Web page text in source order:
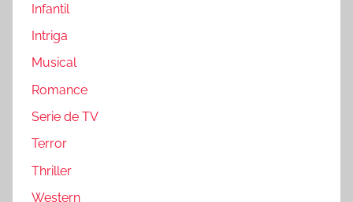
Infantil
Intriga
Musical
Romance
Serie de TV
Terror
Thriller
Western